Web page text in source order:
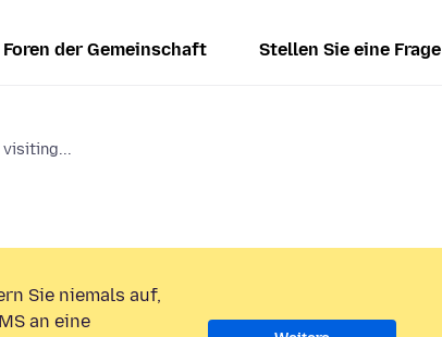
Foren der Gemeinschaft Stellen Sie eine Frage
visiting...
Sie niemals auf,
an eine